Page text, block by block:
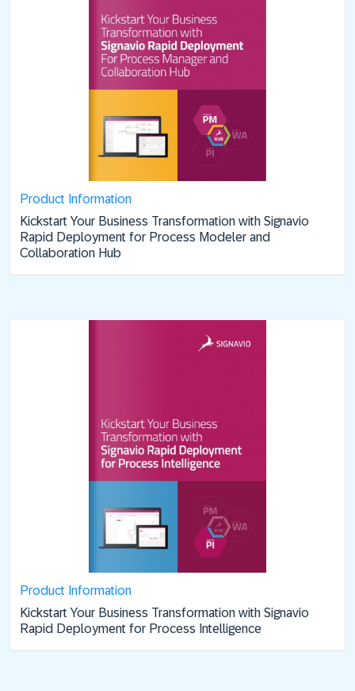
Product Information
Kickstart Your Business Transformation with Signavio
Rapid Deployment for Process Modeler and
Collaboration Hub
Product Information
Kickstart Your Business Transformation with Signavio
Rapid Deployment for Process Intelligence